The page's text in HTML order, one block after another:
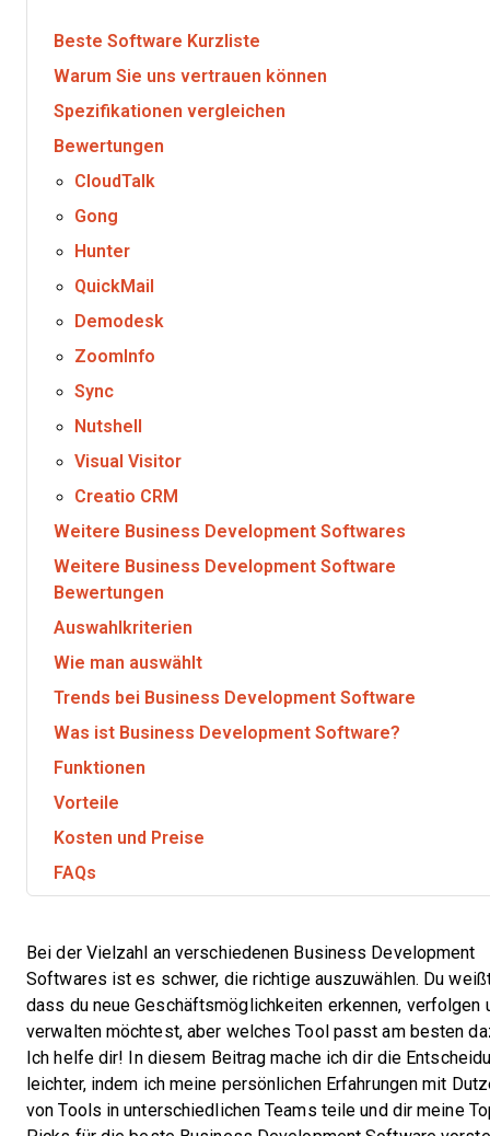
Beste Software Kurzliste
Warum Sie uns vertrauen können
Spezifikationen vergleichen
Bewertungen
CloudTalk
Gong
Hunter
QuickMail
Demodesk
ZoomInfo
Sync
Nutshell
Visual Visitor
Creatio CRM
Weitere Business Development Softwares
Weitere Business Development Software
Bewertungen
Auswahlkriterien
Wie man auswählt
Trends bei Business Development Software
Was ist Business Development Software?
Funktionen
Vorteile
Kosten und Preise
FAQs
Bei der Vielzahl an verschiedenen Business Development
Softwares ist es schwer, die richtige auszuwählen. Du
dass du neue Geschäftsmöglichkeiten erkennen, verfolgen
verwalten möchtest, aber welches Tool passt am besten
Ich helfe dir! In diesem Beitrag mache ich dir die
leichter, indem ich meine persönlichen Erfahrungen mit
von Tools in unterschiedlichen Teams teile und dir meine